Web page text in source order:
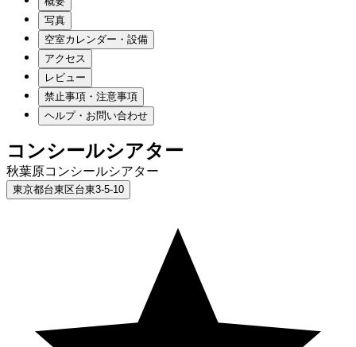
写真
空室カレンダー・設備
アクセス
レビュー
禁止事項・注意事項
ヘルプ・お問い合わせ
コンシールシアター
秋葉原コンシールシアター
東京都台東区台東3-5-10